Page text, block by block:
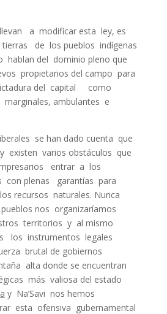
a modificar esta ley, es
de los pueblos indígenas
hablan del dominio pleno que
propietarios del campo para
del capital como
ambulantes e
se han dado cuenta que
existen varios obstáculos que
entrar a los
con plenas garantías para
recursos naturales. Nunca
nos organizaríamos
territorios y al mismo
los instrumentos legales
brutal de gobiernos
alta donde se encuentran
más valiosa del estado
y Na’Savi nos hemos
esta ofensiva gubernamental